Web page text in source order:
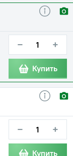
− +
Купить
− +
Купить